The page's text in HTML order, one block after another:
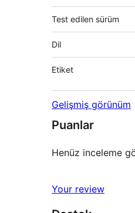
Test edilen sürüm
Dil
Etiket
Gelişmiş görünüm
Puanlar
Henüz inceleme
Your review